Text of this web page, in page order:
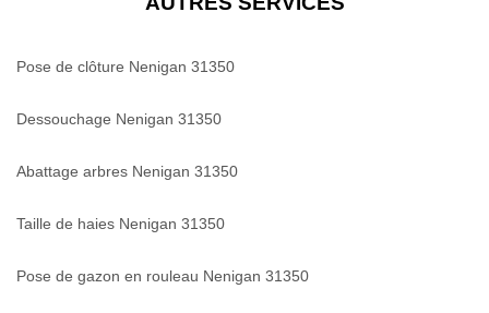
Pose de clôture Nenigan 31350
Dessouchage Nenigan 31350
Abattage arbres Nenigan 31350
Taille de haies Nenigan 31350
Pose de gazon en rouleau Nenigan 31350